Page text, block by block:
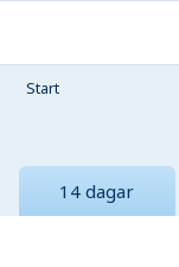
Start
14 dagar